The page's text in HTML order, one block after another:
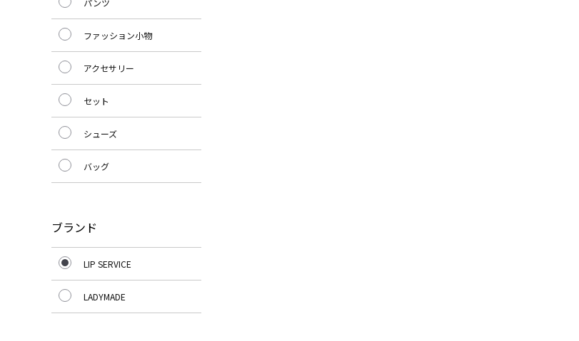
パンツ
ファッション小物
アクセサリー
セット
シューズ
バッグ
ブランド
LIP SERVICE
LADYMADE